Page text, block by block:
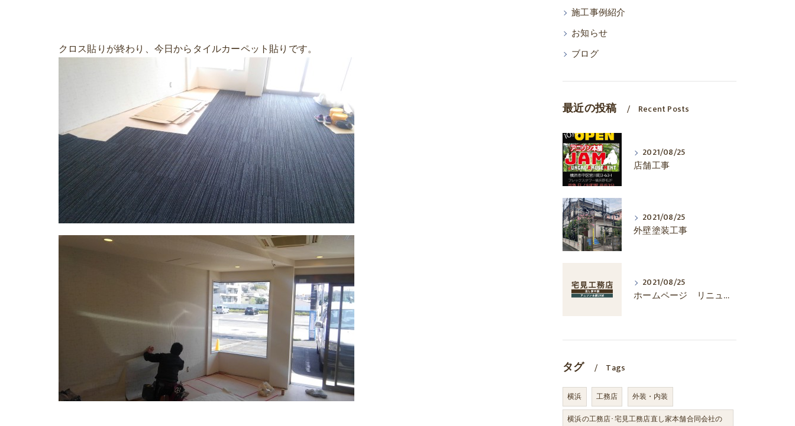
クロス貼りが終わり、今日からタイルカーペット貼りです。
施工事例紹介
お知らせ
ブログ
最近の投稿 Recent Posts
2021/08/25
店舗工事
2021/08/25
外壁塗装工事
2021/08/25
ホームページ リニューアル
タグ Tags
横浜 工務店
外装・内装
横浜の工務店･宅見工務店直し家本舗合同会社の